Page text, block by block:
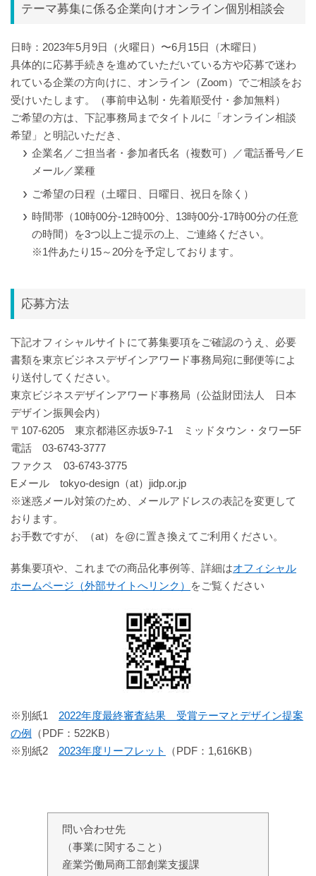
テーマ募集に係る企業向けオンライン個別相談会
日時：2023年5月9日（火曜日）〜6月15日（木曜日）
具体的に応募手続きを進めていただいている方や応募で迷わ
れている企業の方向けに、オンライン（Zoom）でご相談をお
受けいたします。（事前申込制・先着順受付・参加無料）
ご希望の方は、下記事務局までタイトルに「オンライン相談
希望」と明記いただき、
企業名／ご担当者・参加者氏名（複数可）／電話番号／E
メール／業種
ご希望の日程（土曜日、日曜日、祝日を除く）
時間帯（10時00分-12時00分、13時00分-17時00分の任意
の時間）を3つ以上ご提示の上、ご連絡ください。
※1件あたり15～20分を予定しております。
応募方法
下記オフィシャルサイトにて募集要項をご確認のうえ、必要
書類を東京ビジネスデザインアワード事務局宛に郵便等によ
り送付してください。
東京ビジネスデザインアワード事務局（公益財団法人 日本
デザイン振興会内）
〒107-6205 東京都港区赤坂9-7-1 ミッドタウン・タワー5F
電話 03-6743-3777
ファクス 03-6743-3775
Eメール tokyo-design（at）jidp.or.jp
※迷惑メール対策のため、メールアドレスの表記を変更して
おります。
お手数ですが、（at）を@に置き換えてご利用ください。
募集要項や、これまでの商品化事例等、詳細はオフィシャル
ホームページ（外部サイトへリンク）
をご覧ください
※別紙1 2022年度最終審査結果 受賞テーマとデザイン提案
の例 （PDF：522KB）
※別紙2 2023年度リーフレット （PDF：1,616KB）
問い合わせ先
（事業に関すること）
産業労働局商工部創業支援課